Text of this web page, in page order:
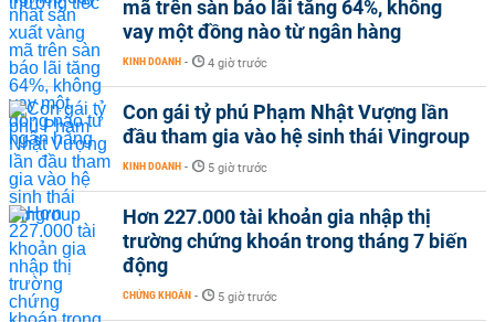
mã trên sàn báo lãi tăng 64%, không
vay một đồng nào từ ngân hàng
KINH DOANH - 4 giờ trước
Con gái tỷ phú Phạm Nhật Vượng lần
đầu tham gia vào hệ sinh thái Vingroup
KINH DOANH - 5 giờ trước
Hơn 227.000 tài khoản gia nhập thị
trường chứng khoán trong tháng 7 biến
động
CHỨNG KHOÁN - 5 giờ trước